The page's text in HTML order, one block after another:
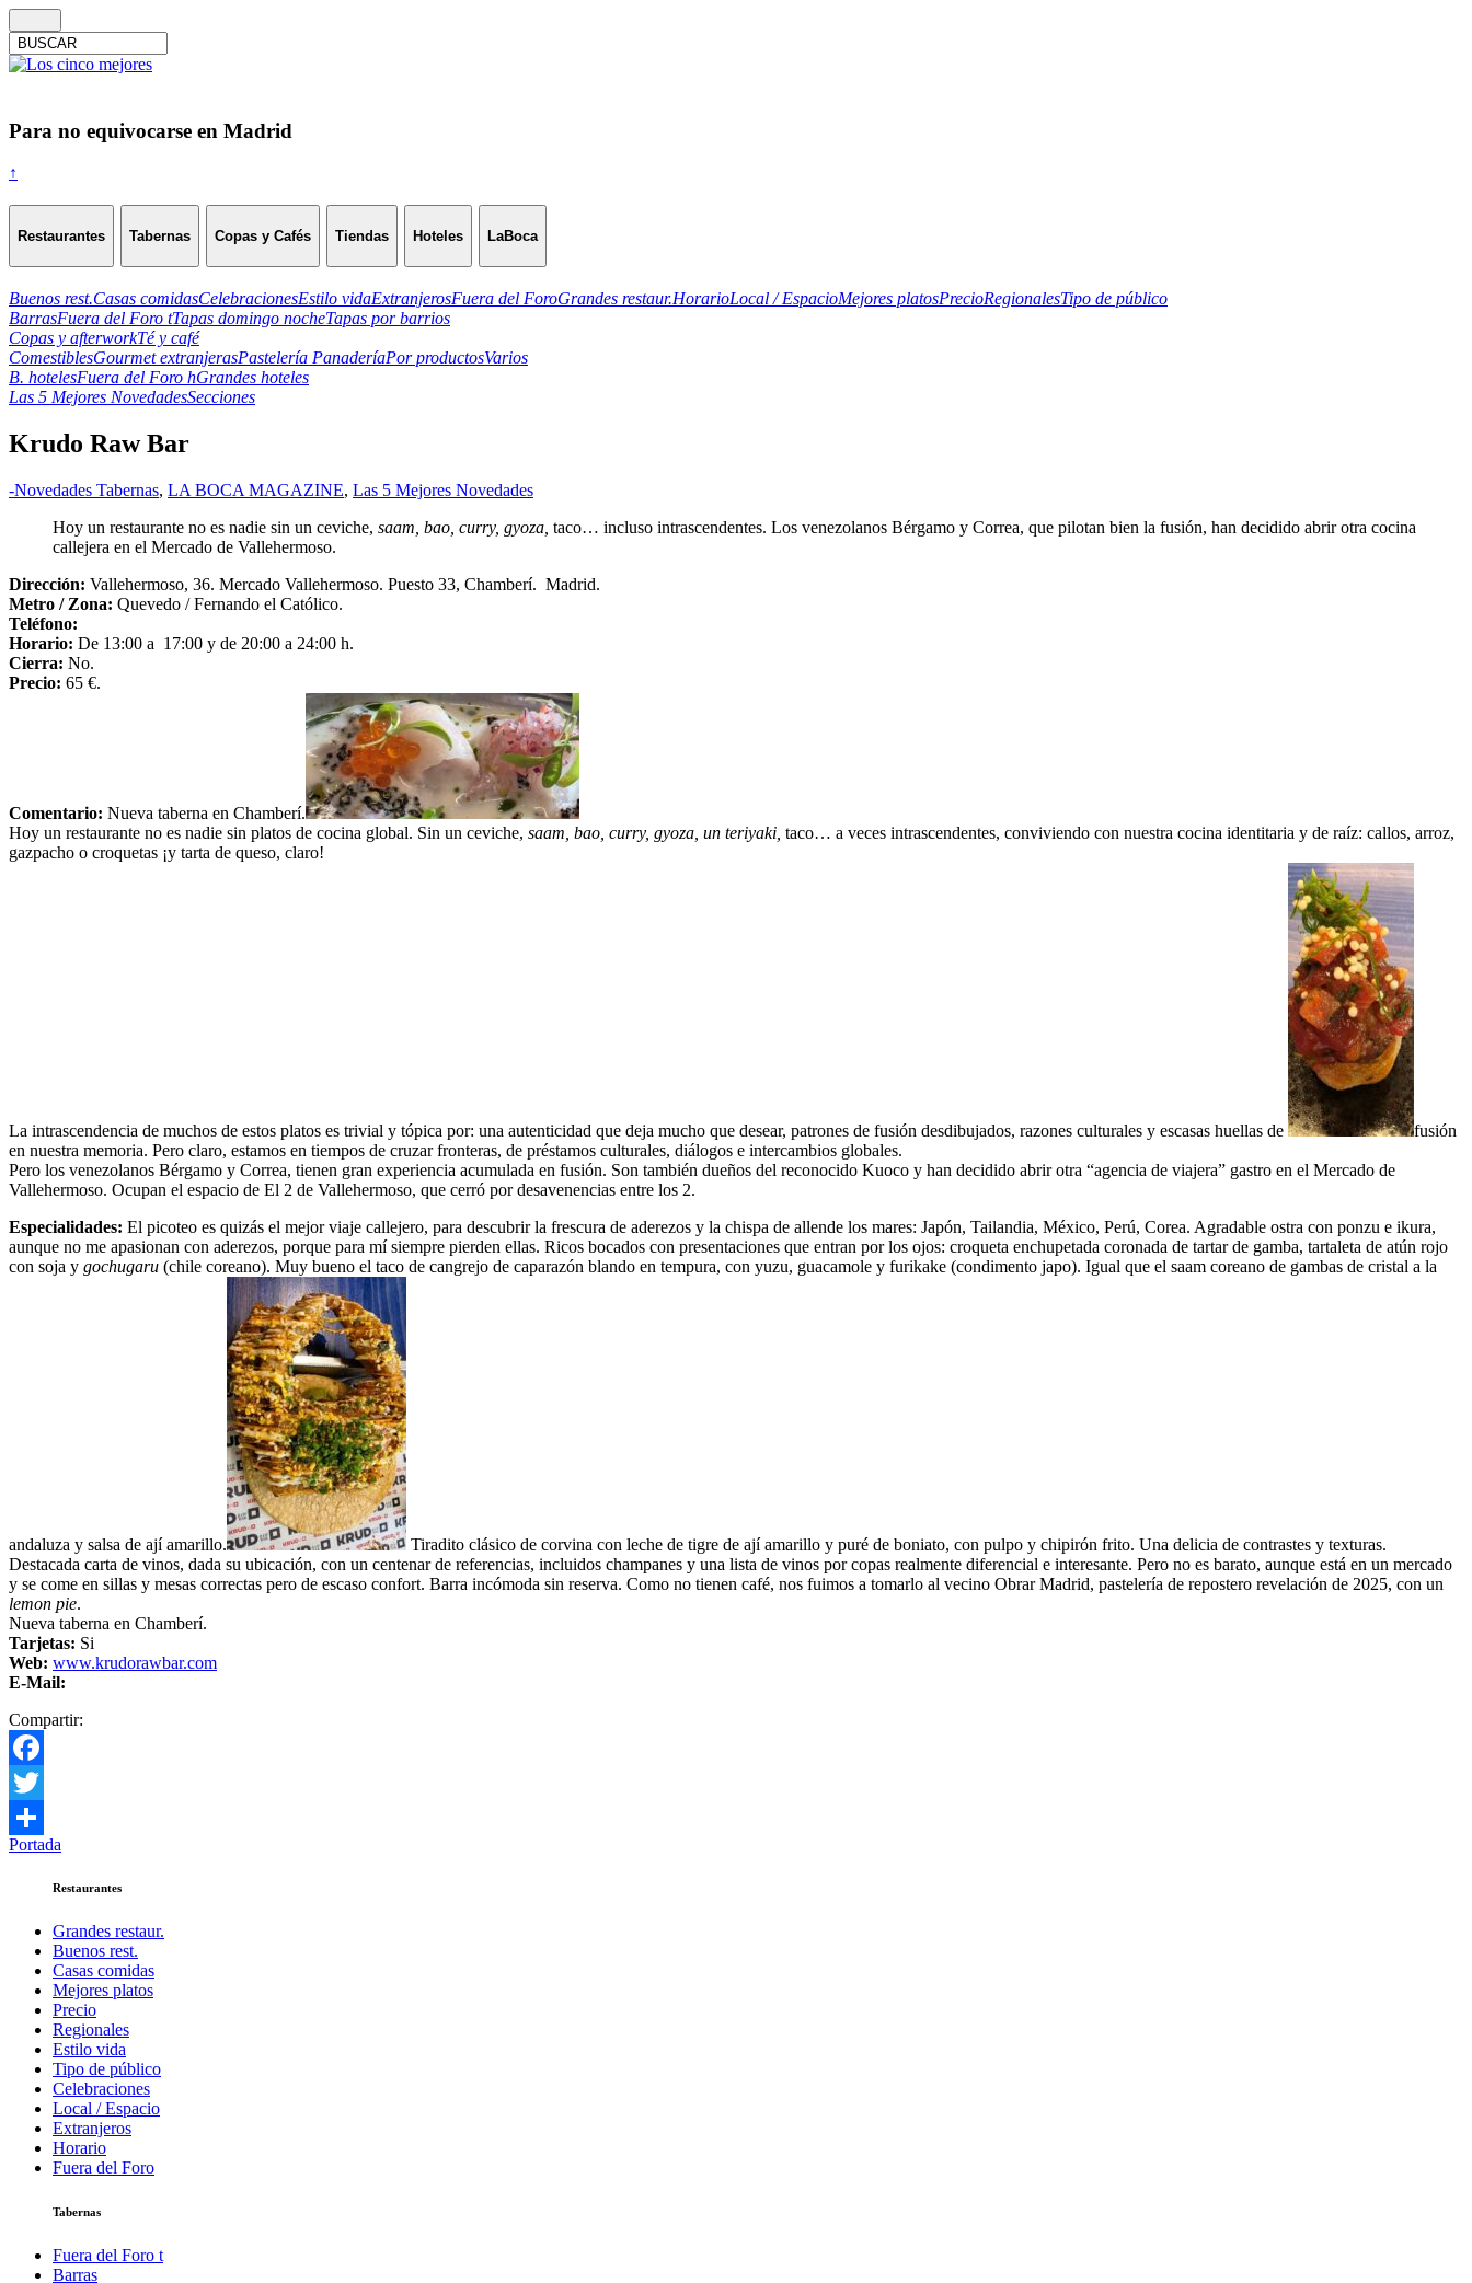
Para no equivocarse en Madrid
↑
Restaurantes Tabernas Copas y Cafés Tiendas Hoteles LaBoca
Buenos rest.Casas comidasCelebracionesEstilo vidaExtranjerosFuera del ForoGrandes restaur.HorarioLocal / EspacioMejores platosPrecioRegionalesTipo de público
BarrasFuera del Foro tTapas domingo nocheTapas por barrios
Copas y afterworkTé y café
ComestiblesGourmet extranjerasPastelería PanaderíaPor productosVarios
B. hotelesFuera del Foro hGrandes hoteles
Las 5 Mejores NovedadesSecciones
Krudo Raw Bar
-Novedades Tabernas, LA BOCA MAGAZINE, Las 5 Mejores Novedades
Hoy un restaurante no es nadie sin un ceviche, saam, bao, curry, gyoza, taco… incluso intrascendentes. Los venezolanos Bérgamo y Correa, que pilotan bien la fusión, han decidido abrir otra cocina
callejera en el Mercado de Vallehermoso.
Dirección: Vallehermoso, 36. Mercado Vallehermoso. Puesto 33, Chamberí. Madrid.
Metro / Zona: Quevedo / Fernando el Católico.
Teléfono:
Horario: De 13:00 a 17:00 y de 20:00 a 24:00 h.
Cierra: No.
Precio: 65 €.
Comentario: Nueva taberna en Chamberí.
Hoy un restaurante no es nadie sin platos de cocina global. Sin un ceviche, saam, bao, curry, gyoza, un teriyaki, taco… a veces intrascendentes, conviviendo con nuestra cocina identitaria y de raíz: callos, arroz,
gazpacho o croquetas ¡y tarta de queso, claro!
La intrascendencia de muchos de estos platos es trivial y tópica por: una autenticidad que deja mucho que desear, patrones de fusión desdibujados, razones culturales y escasas huellas de
fusión
en nuestra memoria. Pero claro, estamos en tiempos de cruzar fronteras, de préstamos culturales, diálogos e intercambios globales.
Pero los venezolanos Bérgamo y Correa, tienen gran experiencia acumulada en fusión. Son también dueños del reconocido Kuoco y han decidido abrir otra “agencia de viajera” gastro en el Mercado de
Vallehermoso. Ocupan el espacio de El 2 de Vallehermoso, que cerró por desavenencias entre los 2.
Especialidades: El picoteo es quizás el mejor viaje callejero, para descubrir la frescura de aderezos y la chispa de allende los mares: Japón, Tailandia, México, Perú, Corea. Agradable ostra con ponzu e ikura,
aunque no me apasionan con aderezos, porque para mí siempre pierden ellas. Ricos bocados con presentaciones que entran por los ojos: croqueta enchupetada coronada de tartar de gamba, tartaleta de atún rojo
con soja y gochugaru (chile coreano). Muy bueno el taco de cangrejo de caparazón blando en tempura, con yuzu, guacamole y furikake (condimento japo). Igual que el saam coreano de gambas de cristal a la
andaluza y salsa de ají amarillo.
Tiradito clásico de corvina con leche de tigre de ají amarillo y puré de boniato, con pulpo y chipirón frito. Una delicia de contrastes y texturas.
Destacada carta de vinos, dada su ubicación, con un centenar de referencias, incluidos champanes y una lista de vinos por copas realmente diferencial e interesante. Pero no es barato, aunque está en un mercado
y se come en sillas y mesas correctas pero de escaso confort. Barra incómoda sin reserva. Como no tienen café, nos fuimos a tomarlo al vecino Obrar Madrid, pastelería de repostero revelación de 2025, con un
lemon pie.
Nueva taberna en Chamberí.
Tarjetas: Si
Web: www.krudorawbar.com
E-Mail:
Compartir:
Facebook
Twitter
Compartir
Portada
Restaurantes
Grandes restaur.
Buenos rest.
Casas comidas
Mejores platos
Precio
Regionales
Estilo vida
Tipo de público
Celebraciones
Local / Espacio
Extranjeros
Horario
Fuera del Foro
Tabernas
Fuera del Foro t
Barras